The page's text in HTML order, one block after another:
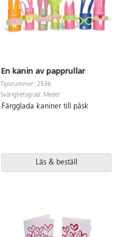
En kanin av papprullar
Tipsnummer: 2536
Svårighetsgrad: Medel
Färgglada kaniner till påsk
Läs & beställ